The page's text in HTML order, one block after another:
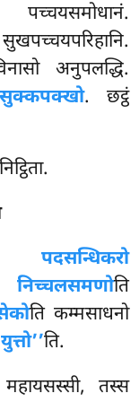
अनुपलद्धि.
सुक्कपक्खो. छट्ठं
पदसन्धिकरो
निच्चलसमणोति
ति कम्मसाधनो
ति.
तस्स